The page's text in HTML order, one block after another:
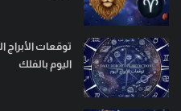
اليوم بالفلك